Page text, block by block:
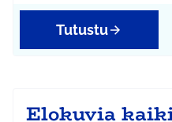
Tutustu
Elokuvia